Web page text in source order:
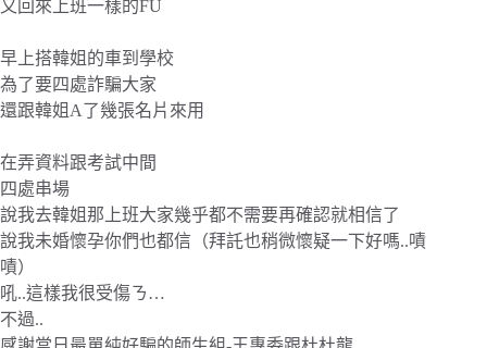
又回來上班一樣的FU
早上搭韓姐的車到學校
為了要四處詐騙大家
還跟韓姐A了幾張名片來用
在弄資料跟考試中間
四處串場
說我去韓姐那上班大家幾乎都不需要再確認就相信了
說我未婚懷孕你們也都信（拜託也稍微懷疑一下好嗎..嘖
嘖）
吼..這樣我很受傷ㄋ…
不過..